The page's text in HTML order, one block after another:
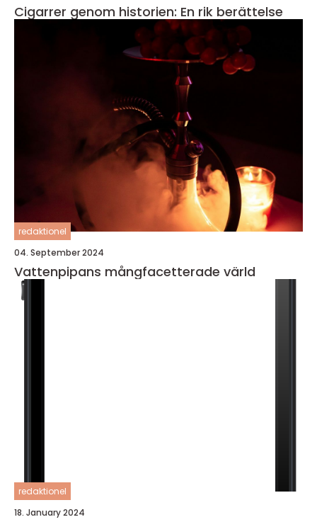
Cigarrer genom historien: En rik berättelse
redaktionel
04. September 2024
Vattenpipans mångfacetterade värld
redaktionel
18. January 2024